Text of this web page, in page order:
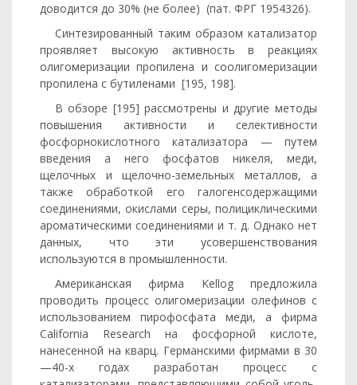
доводится до 30% (не более) (пат. ФРГ 1954326).
Синтезированный таким образом катализатор
проявляет высо­кую активность в реакциях
олигомеризации пропилена и соолигомеризации
пропилена с бутиленами [195, 198].
В обзоре [195] рассмотрены и другие методы
повышения актив­ности и селективности
фосфорнокислотного катализатора — путем
введения а него фосфатов никеля, меди,
щелочных и щелочно-земельных металлов, а
также обработкой его галогенсодержащими
соединениями, окислами серы, полициклическими
ароматическими соединениями и т. д. Однако нет
данных, что эти усовершенство­вания
используются в промышленности.
Американская фирма Kellog предложила
проводить процесс олигомеризации олефинов с
использованием пирофосфата меди, а фирма
California Research на фосфорной кислоте,
нанесенной на кварц. Германскими фирмами в 30
—40-х годах разработан процесс с